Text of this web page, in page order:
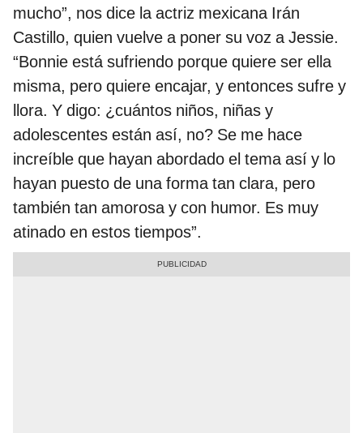
mucho”, nos dice la actriz mexicana Irán
Castillo, quien vuelve a poner su voz a Jessie.
“Bonnie está sufriendo porque quiere ser ella
misma, pero quiere encajar, y entonces sufre y
llora. Y digo: ¿cuántos niños, niñas y
adolescentes están así, no? Se me hace
increíble que hayan abordado el tema así y lo
hayan puesto de una forma tan clara, pero
también tan amorosa y con humor. Es muy
atinado en estos tiempos”.